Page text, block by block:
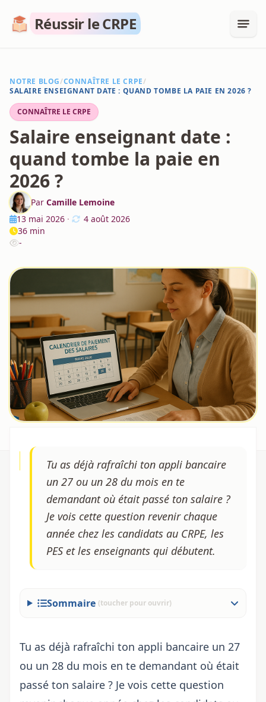
Réussir le CRPE
NOTRE BLOG/CONNAÎTRE LE CRPE/
SALAIRE ENSEIGNANT DATE : QUAND TOMBE LA PAIE EN 2026 ?
CONNAÎTRE LE CRPE
Salaire enseignant date :
quand tombe la paie en
2026 ?
Par Camille Lemoine
13 mai 2026 ·
4 août 2026
36 min
-
Tu as déjà rafraîchi ton appli bancaire
un 27 ou un 28 du mois en te
demandant où était passé ton salaire ?
Je vois cette question revenir chaque
année chez les candidats au CRPE, les
PES et les enseignants qui débutent.
Sommaire (toucher pour ouvrir)
Tu as déjà rafraîchi ton appli bancaire un 27
ou un 28 du mois en te demandant où était
passé ton salaire ? Je vois cette question